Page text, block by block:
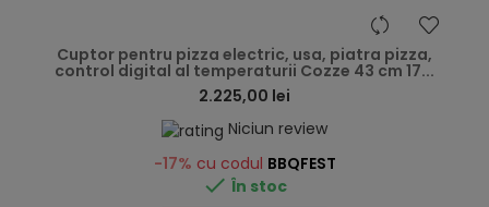
Cuptor pentru pizza electric, usa, piatra pizza,
control digital al temperaturii Cozze 43 cm 17...
2.225,00 lei
Niciun review
-17% cu codul BBQFEST
 În stoc